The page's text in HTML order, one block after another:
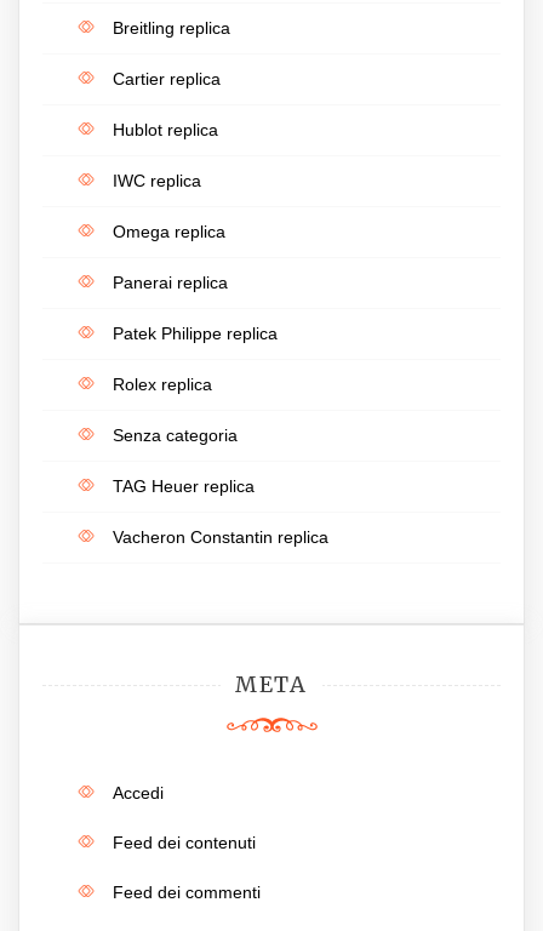
Breitling replica
Cartier replica
Hublot replica
IWC replica
Omega replica
Panerai replica
Patek Philippe replica
Rolex replica
Senza categoria
TAG Heuer replica
Vacheron Constantin replica
META
Accedi
Feed dei contenuti
Feed dei commenti